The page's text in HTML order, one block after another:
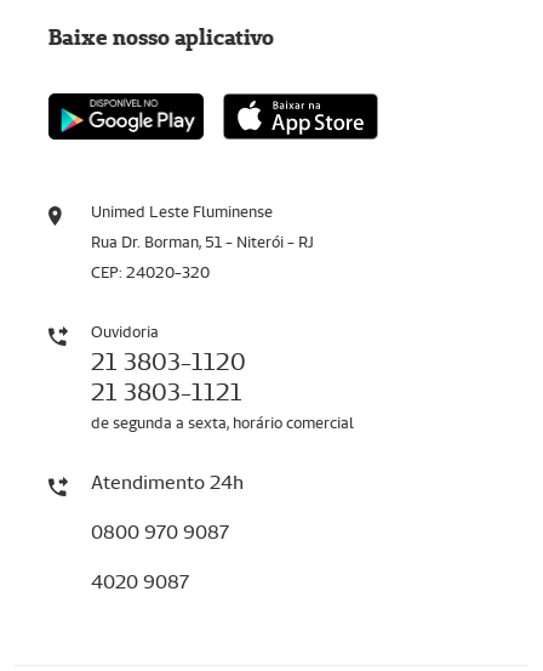
Unimed Leste Fluminense
Rua Dr. Borman, 51 - Niterói - RJ
CEP: 24020-320
Ouvidoria
21 3803-1120
21 3803-1121
de segunda a sexta, horário comercial
Atendimento 24h
0800 970 9087
4020 9087
Baixe nosso aplicativo